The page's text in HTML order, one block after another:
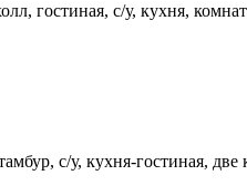
гостиная, с/у, кухня,
с/у, кухня-гостиная, две